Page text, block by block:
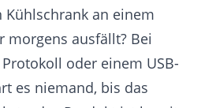
Kühlschrank an einem
morgens ausfällt? Bei
oder einem USB-
es niemand, bis das